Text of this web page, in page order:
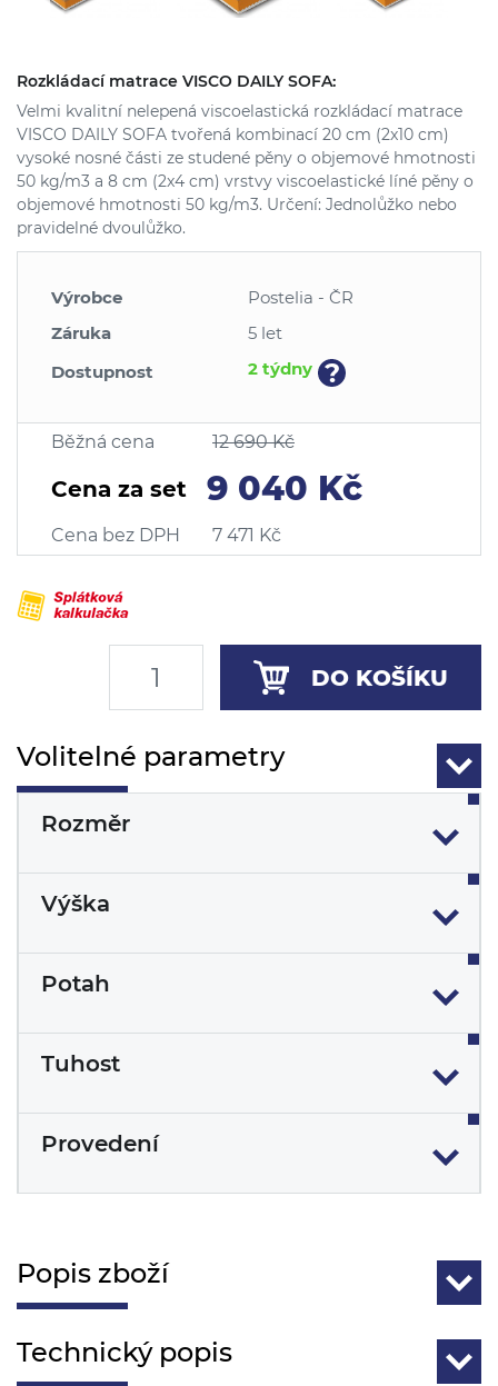
Rozkládací matrace VISCO DAILY SOFA:
Velmi kvalitní nelepená viscoelastická rozkládací matrace
VISCO DAILY SOFA tvořená kombinací 20 cm (2x10 cm)
vysoké nosné části ze studené pěny o objemové hmotnosti
50 kg/m3 a 8 cm (2x4 cm) vrstvy viscoelastické líné pěny o
objemové hmotnosti 50 kg/m3. Určení: Jednolůžko nebo
pravidelné dvoulůžko.
Výrobce
Postelia - ČR
Záruka
5 let
Dostupnost
2 týdny ?
Běžná cena 12 690 Kč
Cena za set 9 040 Kč
Cena bez DPH 7 471 Kč
DO KOŠÍKU
Volitelné parametry
Rozměr
Výška
Potah
Tuhost
Provedení
Popis zboží
Technický popis